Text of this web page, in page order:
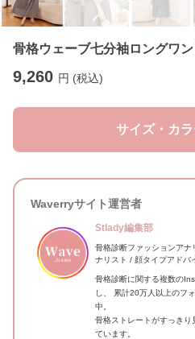
骨格ウェーブ七分袖ロングワ
9,260 円 (税込)
サイズ・カ
Waverryサイト運営者
Stlady編集部
骨格診断ファッションア
ナリスト / 顔タイプアドバ
骨格診断に関する複数の
し、 累計20万人以上のフ
中。
骨格ストレートがすっきり
ています。